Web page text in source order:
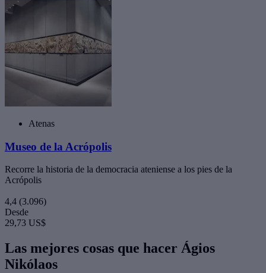
Atenas
Museo de la Acrópolis
Recorre la historia de la democracia ateniense a los pies de la
Acrópolis
4,4 (3.096)
Desde
29,73 US$
Las mejores cosas que hacer Ágios
Nikólaos